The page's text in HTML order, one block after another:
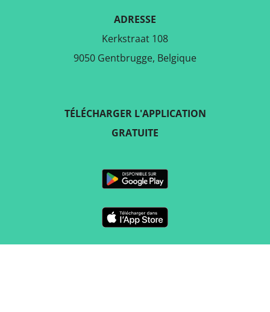
ADRESSE
Kerkstraat 108
9050 Gentbrugge, Belgique
TÉLÉCHARGER L'APPLICATION
GRATUITE